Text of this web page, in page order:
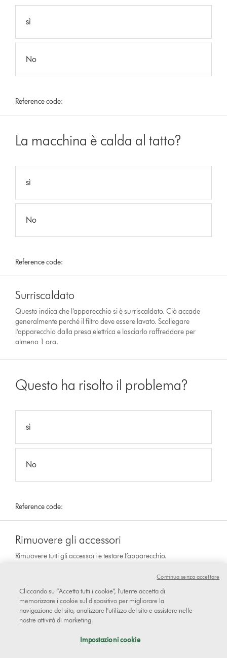
sì
No
Reference code:
La macchina è calda al tatto?
sì
No
Reference code:
Surriscaldato
Questo indica che l’apparecchio si è surriscaldato. Ciò accade
generalmente perché il filtro deve essere lavato. Scollegare
l’apparecchio dalla presa elettrica e lasciarlo raffreddare per
almeno 1 ora.
Questo ha risolto il problema?
sì
No
Reference code:
Rimuovere gli accessori
Rimuovere tutti gli accessori e testare l’apparecchio.
Il fischio è sempre presente anche
dopo aver rimosso tutti gli
Cliccando su “Accetta tutti i cookie”, l'utente accetta di
memorizzare i cookie sul dispositivo per migliorare la
navigazione del sito, analizzare l'utilizzo del sito e assistere nelle
nostre attività di marketing.
Impostazioni cookie
Continua senza accettare